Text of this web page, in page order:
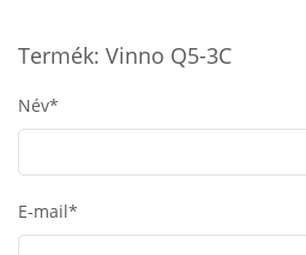
Termék: Vinno Q5-3C
Név*
E-mail*